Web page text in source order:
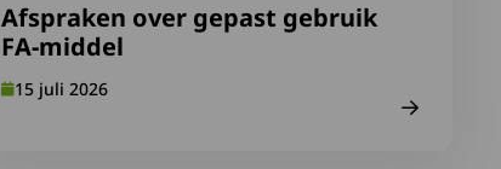
Afspraken over gepast gebruik
FA-middel
15 juli 2026